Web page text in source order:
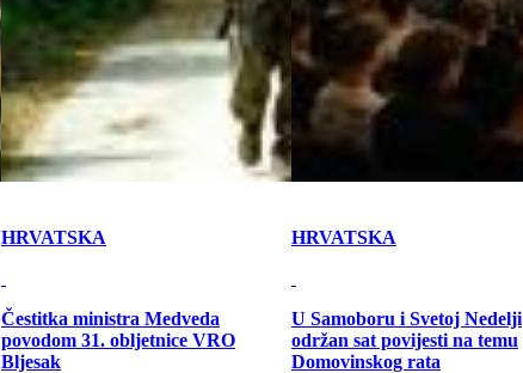
HRVATSKA
Čestitka ministra Medveda
povodom 31. obljetnice VRO
Bljesak
HRVATSKA
U Samoboru i Svetoj Nedelji
održan sat povijesti na temu
Domovinskog rata